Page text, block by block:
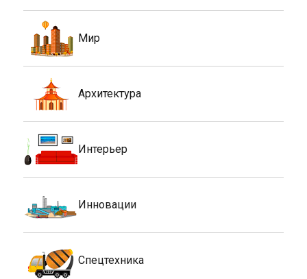
Мир
Архитектура
Интерьер
Инновации
Спецтехника